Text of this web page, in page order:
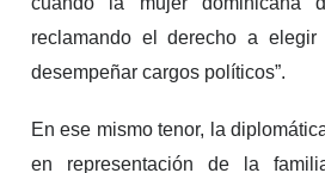
reclamando el derecho a
desempeñar cargos políticos”.
En ese mismo tenor, la
en representación de la